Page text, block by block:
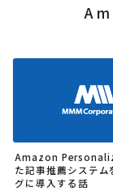
リモートワーク
Amazon
た記事推薦システム
グに導入する話